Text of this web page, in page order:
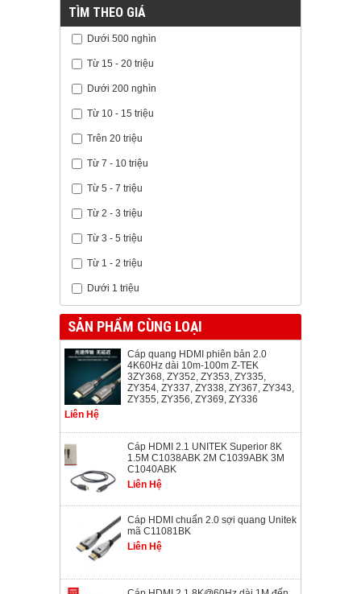
TÌM THEO GIÁ
Dưới 500 nghìn
Từ 15 - 20 triệu
Dưới 200 nghìn
Từ 10 - 15 triệu
Trên 20 triệu
Từ 7 - 10 triệu
Từ 5 - 7 triệu
Từ 2 - 3 triệu
Từ 3 - 5 triệu
Từ 1 - 2 triệu
Dưới 1 triệu
SẢN PHẨM CÙNG LOẠI
Cáp quang HDMI phiên bản 2.0
4K60Hz dài 10m-100m Z-TEK
3ZY368, ZY352, ZY353, ZY335,
ZY354, ZY337, ZY338, ZY367, ZY343,
ZY355, ZY356, ZY369, ZY336
Liên Hệ
Cáp HDMI 2.1 UNITEK Superior 8K
1.5M C1038ABK 2M C1039ABK 3M
C1040ABK
Liên Hệ
Cáp HDMI chuẩn 2.0 sợi quang Unitek
mã C11081BK
Liên Hệ